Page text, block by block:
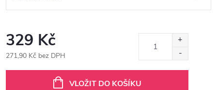
329 Kč
271,90 Kč bez DPH
VLOŽIT DO KOŠÍKU